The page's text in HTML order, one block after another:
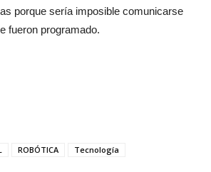
porque sería imposible comunicarse
fueron programado.
ROBÓTICA Tecnología